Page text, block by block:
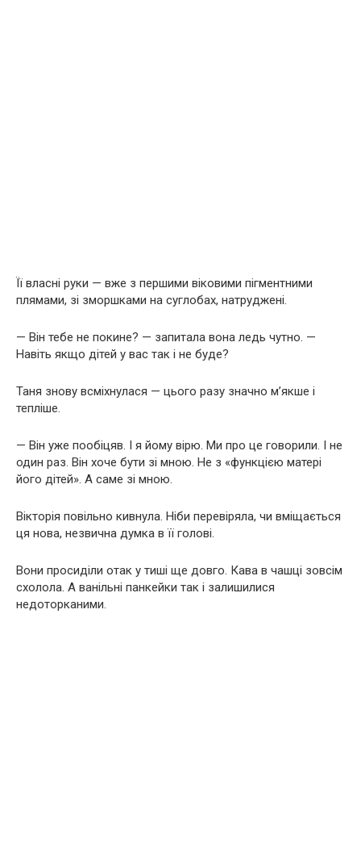
Її власні руки — вже з першими віковими пігментними
плямами, зі зморшками на суглобах, натруджені.
— Він тебе не покине? — запитала вона ледь чутно. —
Навіть якщо дітей у вас так і не буде?
Таня знову всміхнулася — цього разу значно м’якше і
тепліше.
— Він уже пообіцяв. І я йому вірю. Ми про це говорили. І не
один раз. Він хоче бути зі мною. Не з «функцією матері
його дітей». А саме зі мною.
Вікторія повільно кивнула. Ніби перевіряла, чи вміщається
ця нова, незвична думка в її голові.
Вони просиділи отак у тиші ще довго. Кава в чашці зовсім
схолола. А ванільні панкейки так і залишилися
недоторканими.